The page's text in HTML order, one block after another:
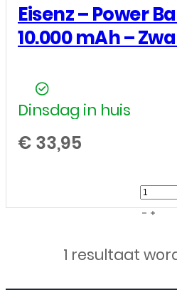
Eisenz – Power
10.000 mAh –
Dinsdag in huis
€ 33,95
-
Bank
1 resultaat